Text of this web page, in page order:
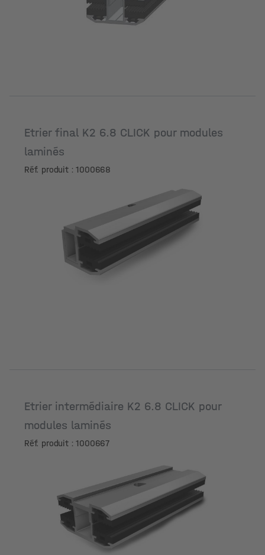
Etrier final K2 6.8 CLICK pour modules
laminés
Réf. produit : 1000668
Etrier intermédiaire K2 6.8 CLICK pour
modules laminés
Réf. produit : 1000667